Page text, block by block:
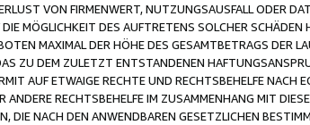
VON FIRMENWERT, NUTZUNGSAUSFALL ODER
MÖGLICHKEIT DES AUFTRETENS SOLCHER SCHÄDEN
MAXIMAL DER HÖHE DES GESAMTBETRAGS DER
ZU DEM ZULETZT ENTSTANDENEN
AUF ETWAIGE RECHTE UND RECHTSBEHELFE NACH
RECHTSBEHELFE IM ZUSAMMENHANG MIT
DIE NACH DEN ANWENDBAREN GESETZLICHEN